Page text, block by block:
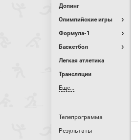
Допинг
Олимпийские игры
Формула-1
Баскетбол
Легкая атлетика
Трансляции
Еще...
Телепрограмма
Результаты